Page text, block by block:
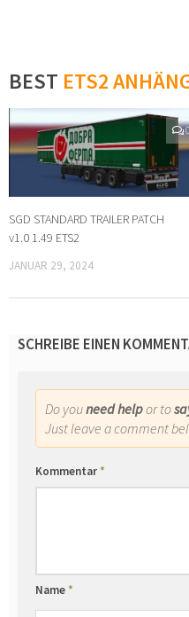
BEST ETS2
SGD STANDARD TRAILER PATCH
v1.0 1.49 ETS2
JANUAR 29, 2024
SCHREIBE EINEN
Do youneed helpor to
Just leave a comment
Kommentar*
Name*